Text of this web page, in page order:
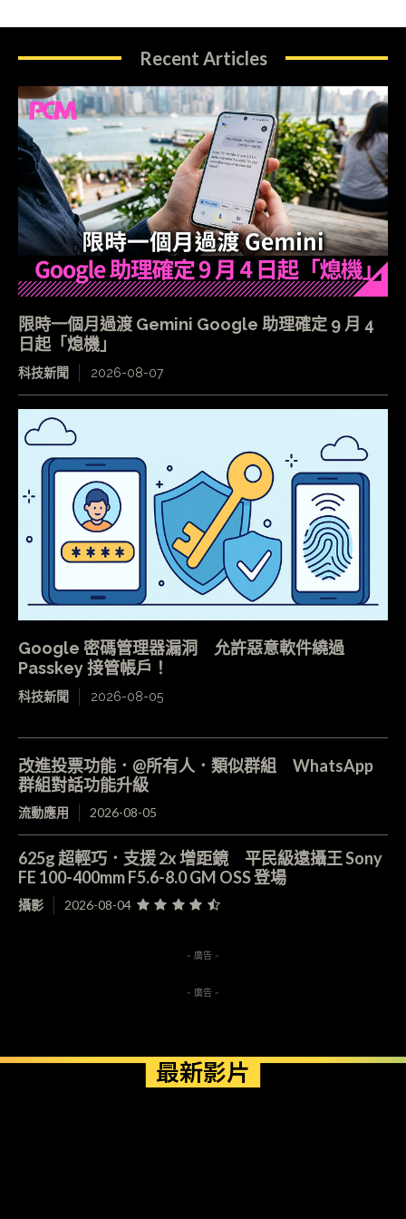
Recent Articles
限時一個月過渡 Gemini Google 助理確定 9 月 4
日起「熄機」
科技新聞 2026-08-07
Google 密碼管理器漏洞 允許惡意軟件繞過
Passkey 接管帳戶！
科技新聞 2026-08-05
改進投票功能．@所有人．類似群組 WhatsApp
群組對話功能升級
流動應用 2026-08-05
625g 超輕巧．支援 2x 增距鏡 平民級遠攝王 Sony
FE 100-400mm F5.6-8.0 GM OSS 登場
攝影 2026-08-04
- 廣告 -
- 廣告 -
最新影片